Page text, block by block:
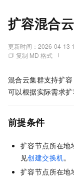
扩容混合
更新时间： 2026-04-13
复制 MD 格式
混合云集群支持扩
可以根据实际需求扩
前提条件
扩容节点所在地
见创建交换机。
扩容节点所在地